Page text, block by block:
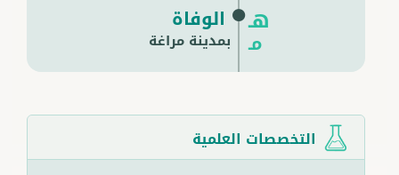
هـ
مـ
الوفاة
بمدينة مراغة
التخصصات العلمية